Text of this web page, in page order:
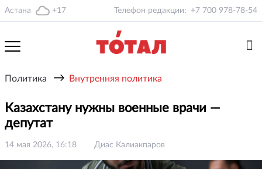
Астана +17 Телефон редакции: +7 700 978-78-54
Политика → Внутренняя политика
Казахстану нужны военные врачи —
депутат
14 мая 2026, 16:18 Диас Калиакпаров